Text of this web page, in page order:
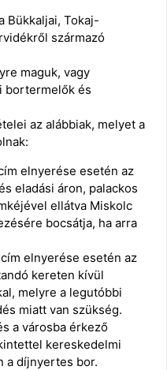
Bükkaljai, Tokaj-
származó
maguk, vagy
bortermelők és
az alábbiak, melyet a
elnyerése esetén az
eladási áron, palackos
ellátva Miskolc
bocsátja, ha arra
elnyerése esetén az
kereten kívül
melyre a legutóbbi
miatt van szükség.
a városba érkező
kereskedelmi
a díjnyertes bor.